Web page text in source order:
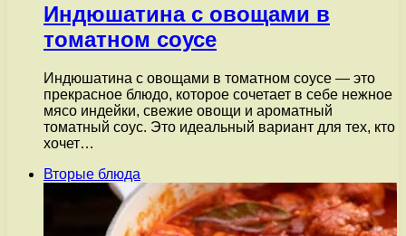
Индюшатина с овощами в
томатном соусе
Индюшатина с овощами в томатном соусе — это
прекрасное блюдо, которое сочетает в себе нежное
мясо индейки, свежие овощи и ароматный
томатный соус. Это идеальный вариант для тех, кто
хочет…
Вторые блюда